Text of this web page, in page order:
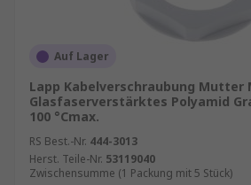
Typen von Gegenmuttern für
Kabelverschraubung
Kabelverschraubungen bestehen
(zwei Stopfbuchsenhälften und
Auf Lager
Lapp Kabelverschraubung Mutter
Glasfaserverstärktes Polyamid
100 °Cmax.
RS Best.-Nr. 444-3013
Herst. Teile-Nr. 53119040
Zwischensumme (1 Packung mit 5 Stück)